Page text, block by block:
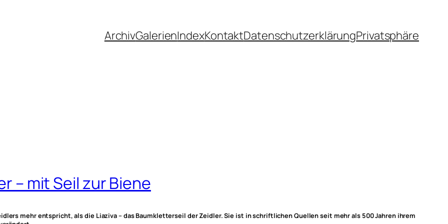
ArchivGalerienIndexKontaktDatenschutzerklärungPrivatsphäre
– mit Seil zur Biene
mehr entspricht, als die Liaziva – das Baumkletterseil der Zeidler. Sie ist in schriftlichen Quellen seit mehr als 500 Jahren ihrem